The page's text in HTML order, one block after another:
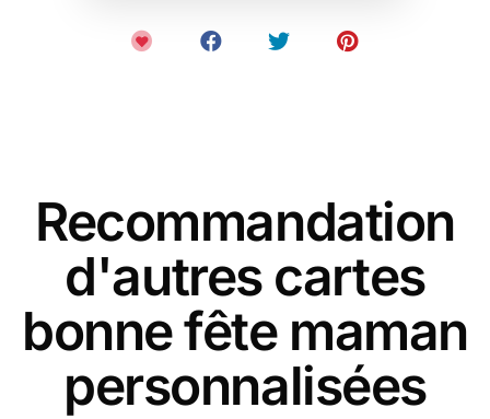
Recommandation
d'autres cartes
bonne fête maman
personnalisées